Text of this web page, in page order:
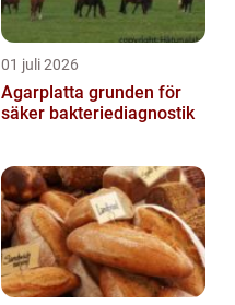
01 juli 2026
Agarplatta grunden för
säker bakteriediagnostik